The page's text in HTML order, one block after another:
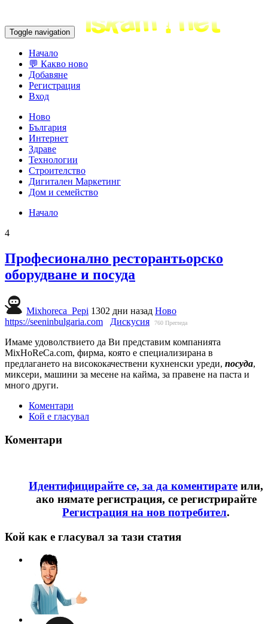
Toggle navigation
Начало
💬 Какво ново
Добавяне
Регистрация
Вход
Ново
България
Интернет
Здраве
Технологии
Строителство
Дигитален Маркетинг
Дом и семейство
Начало
4
Професионално ресторантьорско
оборудване и посуда
Mixhoreca_Pepi 1302 дни назад Ново
https://seeninbulgaria.com
Дискусия 760 Прегледа
Имаме удоволствието да Ви представим компанията
MixHoReCa.com, фирма, която е специализирана в
предлагането на висококачествени кухненски уреди, посуда,
миксери, машини за месене на кайма, за правене на паста и
много други.
Коментари
Кой е гласувал
Коментари
Идентифицирайте се, за да коментирате или,
ако нямате регистрация, се регистрирайте
Регистрация на нов потребител.
Кой как е гласувал за тази статия